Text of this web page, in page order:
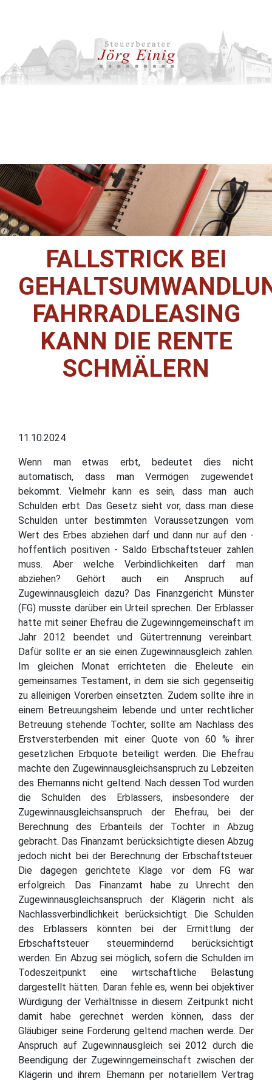
FALLSTRICK BEI
FAHRRADLEASING
KANN DIE RENTE
SCHMÄLERN
11.10.2024
Wenn man etwas erbt, bedeutet dies nicht
automatisch, dass man Vermögen zugewendet
bekommt. Vielmehr kann es sein, dass man auch
Schulden erbt. Das Gesetz sieht vor, dass man diese
Schulden unter bestimmten Voraussetzungen vom
Wert des Erbes abziehen darf und dann nur auf den -
hoffentlich positiven - Saldo Erbschaftsteuer zahlen
muss. Aber welche Verbindlichkeiten darf man
abziehen? Gehört auch ein Anspruch auf
Zugewinnausgleich dazu? Das Finanzgericht Münster
(FG) musste darüber ein Urteil sprechen. Der Erblasser
hatte mit seiner Ehefrau die Zugewinngemeinschaft im
Jahr 2012 beendet und Gütertrennung vereinbart.
Dafür sollte er an sie einen Zugewinnausgleich zahlen.
Im gleichen Monat errichteten die Eheleute ein
gemeinsames Testament, in dem sie sich gegenseitig
zu alleinigen Vorerben einsetzten. Zudem sollte ihre in
einem Betreuungsheim lebende und unter rechtlicher
Betreuung stehende Tochter, sollte am Nachlass des
Erstversterbenden mit einer Quote von 60 % ihrer
gesetzlichen Erbquote beteiligt werden. Die Ehefrau
machte den Zugewinnausgleichsanspruch zu Lebzeiten
des Ehemanns nicht geltend. Nach dessen Tod wurden
die Schulden des Erblassers, insbesondere der
Zugewinnausgleichsanspruch der Ehefrau, bei der
Berechnung des Erbanteils der Tochter in Abzug
gebracht. Das Finanzamt berücksichtigte diesen Abzug
jedoch nicht bei der Berechnung der Erbschaftsteuer.
Die dagegen gerichtete Klage vor dem FG war
erfolgreich. Das Finanzamt habe zu Unrecht den
Zugewinnausgleichsanspruch der Klägerin nicht als
Nachlassverbindlichkeit berücksichtigt. Die Schulden
des Erblassers könnten bei der Ermittlung der
Erbschaftsteuer steuermindernd berücksichtigt
werden. Ein Abzug sei möglich, sofern die Schulden im
Todeszeitpunkt eine wirtschaftliche Belastung
dargestellt hätten. Daran fehle es, wenn bei objektiver
Würdigung der Verhältnisse in diesem Zeitpunkt nicht
damit habe gerechnet werden können, dass der
Gläubiger seine Forderung geltend machen werde. Der
Anspruch auf Zugewinnausgleich sei 2012 durch die
Beendigung der Zugewinngemeinschaft zwischen der
Klägerin und ihrem Ehemann per notariellem Vertrag